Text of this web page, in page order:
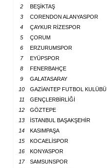
2
BEŞİKTAŞ
3
CORENDON ALANYASPOR
4
ÇAYKUR RİZESPOR
5
ÇORUM
6
ERZURUMSPOR
7
EYÜPSPOR
8
FENERBAHÇE
9
GALATASARAY
10
GAZİANTEP FUTBOL KULÜBÜ
11
GENÇLERBİRLİĞİ
12
GÖZTEPE
13
İSTANBUL BAŞAKŞEHİR
14
KASIMPAŞA
15
KOCAELİSPOR
16
KONYASPOR
17
SAMSUNSPOR